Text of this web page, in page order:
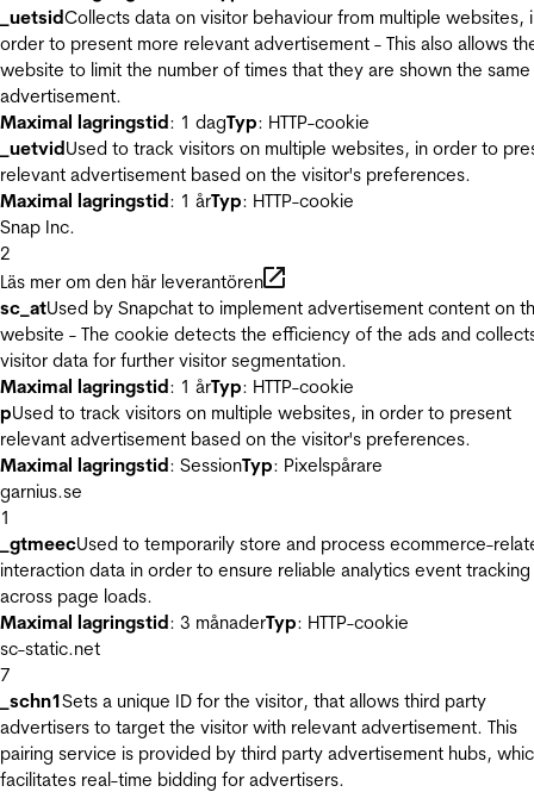
_uetsidCollects data on visitor behaviour from multiple websites,
order to present more relevant advertisement - This also allows
website to limit the number of times that they are shown the same
advertisement.
Maximal lagringstid: 1 dagTyp: HTTP-cookie
_uetvidUsed to track visitors on multiple websites, in order to
relevant advertisement based on the visitor's preferences.
Maximal lagringstid: 1 årTyp: HTTP-cookie
Snap Inc.
2
Läs mer om den här leverantören
sc_atUsed by Snapchat to implement advertisement content on
website - The cookie detects the efficiency of the ads and
visitor data for further visitor segmentation.
Maximal lagringstid: 1 årTyp: HTTP-cookie
pUsed to track visitors on multiple websites, in order to present
relevant advertisement based on the visitor's preferences.
Maximal lagringstid: SessionTyp: Pixelspårare
garnius.se
1
_gtmeecUsed to temporarily store and process ecommerce-
interaction data in order to ensure reliable analytics event tracking
across page loads.
Maximal lagringstid: 3 månaderTyp: HTTP-cookie
sc-static.net
7
_schn1Sets a unique ID for the visitor, that allows third party
advertisers to target the visitor with relevant advertisement. This
pairing service is provided by third party advertisement hubs,
facilitates real-time bidding for advertisers.